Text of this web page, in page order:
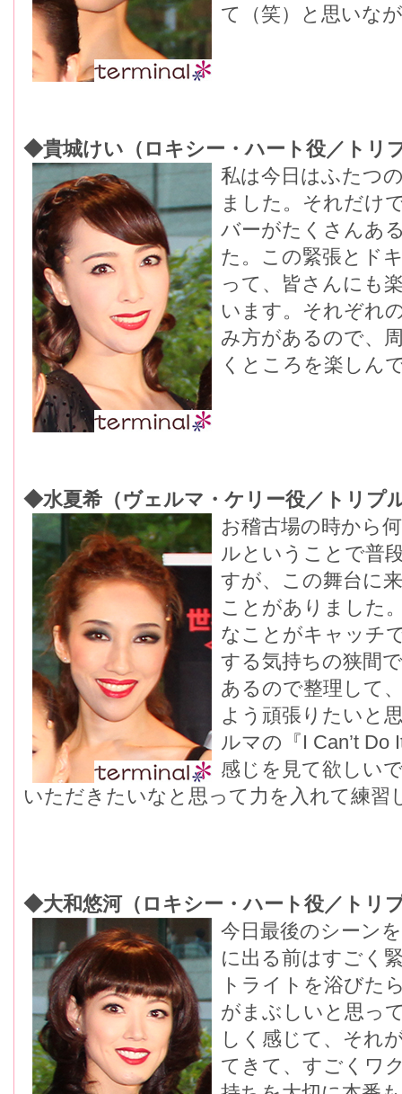
て（笑）と思いな
◆貴城けい（ロキシー・ハート役／トリ
私は今日はふたつ
ました。それだけ
バーがたくさんあ
た。この緊張とド
って、皆さんにも
います。それぞれ
み方があるので、
くところを楽しん
◆水夏希（ヴェルマ・ケリー役／トリプ
お稽古場の時から
ルということで普
すが、この舞台に
ことがありました
なことがキャッチ
する気持ちの狭間
あるので整理して
よう頑張りたいと
ルマの『I Can’t
感じを見て欲しい
いただきたいなと思って力を入れて練習
◆大和悠河（ロキシー・ハート役／トリ
今日最後のシーン
に出る前はすごく
トライトを浴びた
がまぶしいと思っ
しく感じて、それ
てきて、すごくワ